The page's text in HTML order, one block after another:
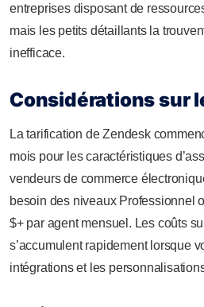
entreprises disposant de
mais les petits détaillants la
inefficace.
Considérations sur
La tarification de Zendesk
mois pour les caractéristiques
vendeurs de commerce
besoin des niveaux Professionnel
$+ par agent mensuel. Les coûts
s’accumulent rapidement lorsque
intégrations et les